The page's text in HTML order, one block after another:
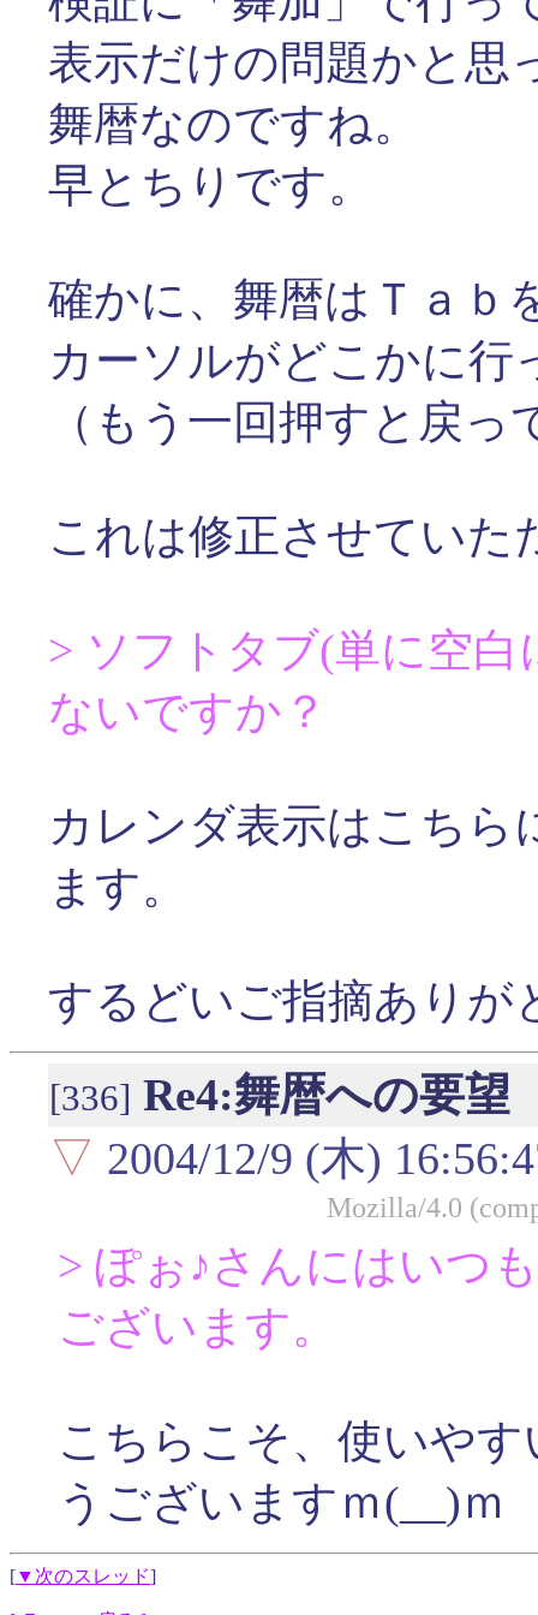
表示だけの問題かと思
舞暦なのですね。
早とちりです。
確かに、舞暦はＴａｂ
カーソルがどこかに行
（もう一回押すと戻
これは修正させていた
> ソフトタブ(単に空
ないですか？
カレンダ表示はこち
ます。
するどいご指摘ありが
[336] Re4:舞暦への要望
▽ 2004/12/9 (木)
Mozilla/4.0
> ぽぉ♪さんにはいつ
ございます。
こちらこそ、使いや
うございますｍ(__)ｍ
[▼次のスレッド]